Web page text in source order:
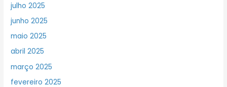
julho 2025
junho 2025
maio 2025
abril 2025
março 2025
fevereiro 2025